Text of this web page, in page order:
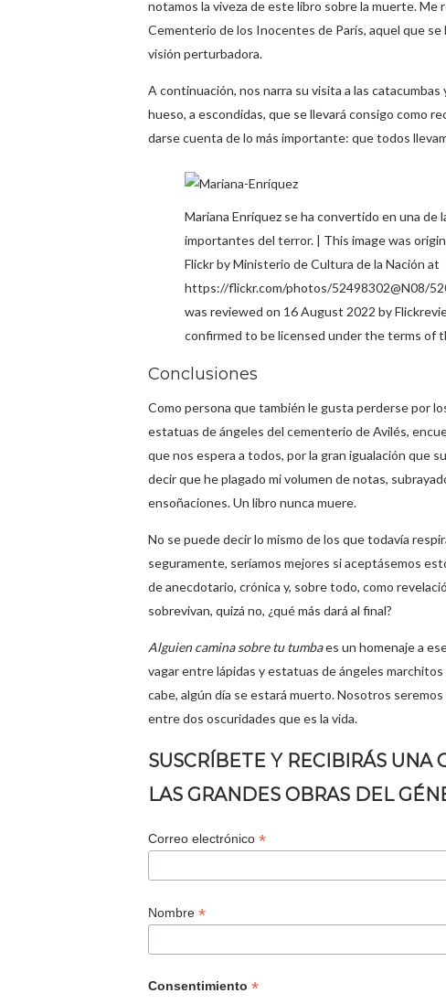
notamos la viveza de este libro sobre la muerte. Me
Cementerio de los Inocentes de París, aquel que se
visión perturbadora.
A continuación, nos narra su visita a las
hueso, a escondidas, que se llevará consigo como
darse cuenta de lo más importante: que todos
Mariana Enríquez se ha convertido en una de
importantes del terror. | This image was
Flickr by Ministerio de Cultura de la Nación at
https://flickr.com/photos/52498302@N08/
was reviewed on 16 August 2022 by
confirmed to be licensed under the terms of
Conclusiones
Como persona que también le gusta perderse por
estatuas de ángeles del cementerio de Avilés,
que nos espera a todos, por la gran igualación que
decir que he plagado mi volumen de notas,
ensoñaciones. Un libro nunca muere.
No se puede decir lo mismo de los que todavía
seguramente, seríamos mejores si aceptásemos
de anecdotario, crónica y, sobre todo, como
sobrevivan, quizá no, ¿qué más dará al final?
Alguien camina sobre tu tumbaes un homenaje a
vagar entre lápidas y estatuas de ángeles
cabe, algún día se estará muerto. Nosotros
entre dos oscuridades que es la vida.
SUSCRÍBETE Y RECIBIRÁS
LAS GRANDES OBRAS DEL
Correo electrónico *
Nombre *
Consentimiento *